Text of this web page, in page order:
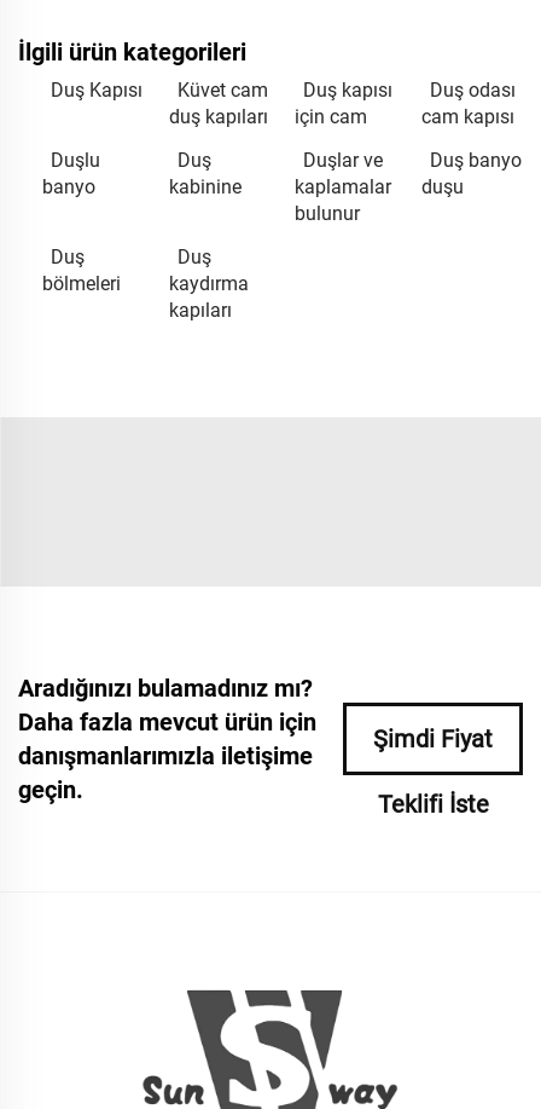
İlgili ürün kategorileri
Duş Kapısı
Küvet cam
duş kapıları
Duş kapısı
için cam
Duş odası
cam kapısı
Duşlu
banyo
Duş
kabinine
Duşlar ve
kaplamalar
bulunur
Duş banyo
duşu
Duş
bölmeleri
Duş
kaydırma
kapıları
Aradığınızı bulamadınız mı?
Daha fazla mevcut ürün için
danışmanlarımızla iletişime
geçin.
Şimdi Fiyat
Teklifi İste